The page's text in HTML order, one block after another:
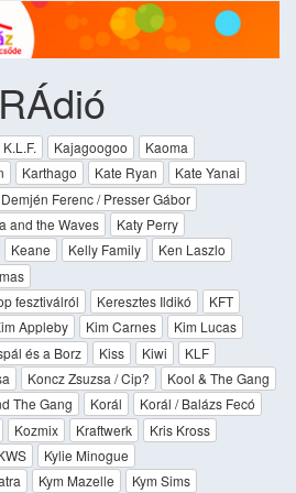
K.L.F. Kajagoogoo
Kaoma
Karthago Kate Ryan
Kate Yanai
Ferenc / Presser Gábor
and the Waves
Katy Perry
Keane Kelly Family
Ken Laszlo
fesztiválról
Keresztes Ildikó
KFT
Appleby Kim Carnes
Kim Lucas
és a Borz Kiss Kiwi
KLF
Koncz Zsuzsa / Cip?
Kool & The Gang
The Gang Korál
Korál / Balázs Fecó
Kozmix Kraftwerk
Kris Kross
Kylie Minogue
Kym Mazelle Kym Sims